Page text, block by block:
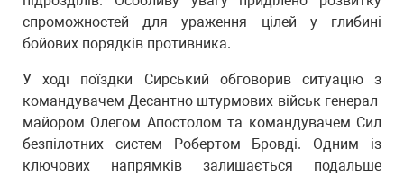
спроможностей для ураження цілей у глибині
бойових порядків противника.
У ході поїздки Сирський обговорив ситуацію з
командувачем Десантно-штурмових військ генерал-
майором Олегом Апостолом та командувачем Сил
безпілотних систем Робертом Бровді. Одним із
ключових напрямків залишається подальше